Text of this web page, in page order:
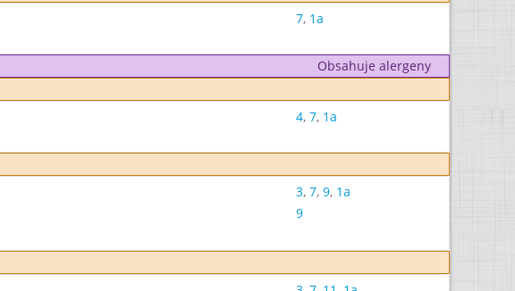
7, 1a
Obsahuje alergeny
4, 7, 1a
3, 7, 9, 1a
9